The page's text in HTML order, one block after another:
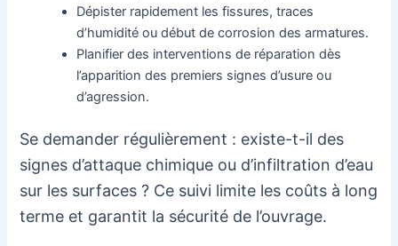
Dépister rapidement les fissures, traces
d’humidité ou début de corrosion des armatures.
Planifier des interventions de réparation dès
l’apparition des premiers signes d’usure ou
d’agression.
Se demander régulièrement : existe-t-il des
signes d’attaque chimique ou d’infiltration d’eau
sur les surfaces ? Ce suivi limite les coûts à long
terme et garantit la sécurité de l’ouvrage.